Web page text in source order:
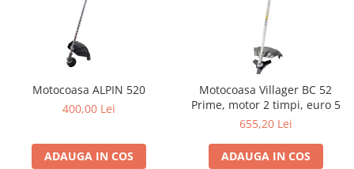
Distribuitoare de nisip
Aeratoare pentru gazon
Șuruburi autoforante
Utilaje agricole
Motocultoare
Motocositori
Motocoasa ALPIN 520
400,00 Lei
ADAUGA IN COS
Motocoasa Villager BC 52
Prime, motor 2 timpi, euro 5
655,20 Lei
ADAUGA IN COS